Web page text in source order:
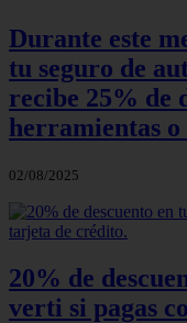
Durante este
tu seguro de
recibe 25% de
herramientas o
02/08/2025
20% de
verti si pagas